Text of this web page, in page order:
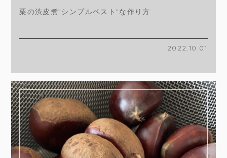
栗の渋皮煮”シンプルベスト”な作り方
2022.10.01